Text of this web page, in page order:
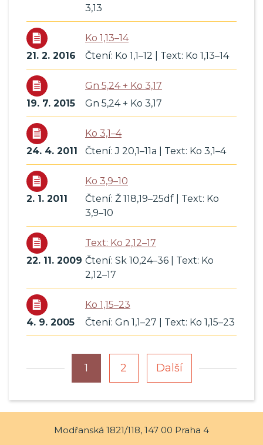
3,13
Ko 1,13–14
21. 2. 2016
Čtení: Ko 1,1–12 | Text: Ko 1,13–14
Gn 5,24 + Ko 3,17
19. 7. 2015
Gn 5,24 + Ko 3,17
Ko 3,1–4
24. 4. 2011
Čtení: J 20,1–11a | Text: Ko 3,1–4
Ko 3,9–10
2. 1. 2011
Čtení: Ž 118,19–25df | Text: Ko
3,9–10
Text: Ko 2,12–17
22. 11. 2009 Čtení: Sk 10,24–36 | Text: Ko
2,12–17
Ko 1,15–23
4. 9. 2005
Čtení: Gn 1,1–27 | Text: Ko 1,15–23
1 2 Další
Modřanská 1821/118, 147 00 Praha 4